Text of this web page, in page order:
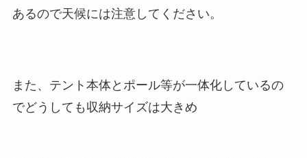
あるので天候には注意してください。
また、テント本体とポール等が一体化しているの
でどうしても収納サイズは大きめ